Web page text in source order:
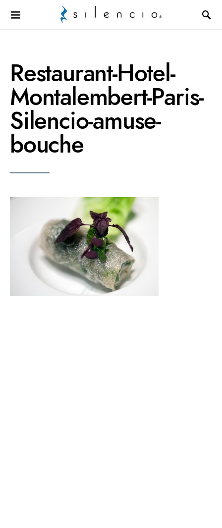
Search for:
Restaurant-Hotel-
Montalembert-Paris-
Silencio-amuse-
bouche